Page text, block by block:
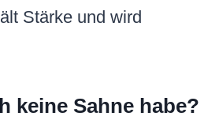
Stärke und wird
keine Sahne habe?